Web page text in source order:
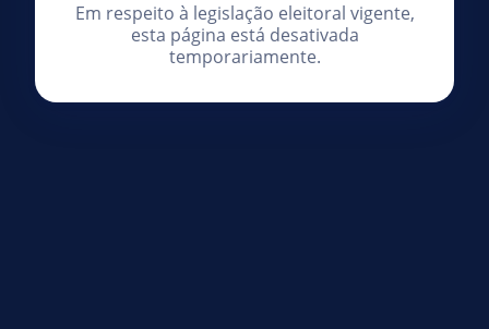
Em respeito à legislação eleitoral vigente,
esta página está desativada
temporariamente.